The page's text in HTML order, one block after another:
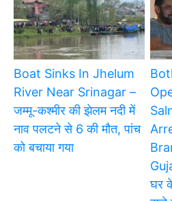
Boat Sinks In Jhelum
River Near Srinagar –
जम्मू-कश्मीर की झेलम नदी में
नाव पलटने से 6 की मौत, पांच
को बचाया गया
घर